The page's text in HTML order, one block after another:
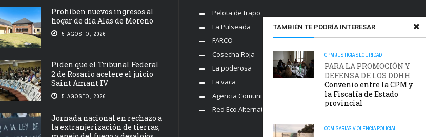
TAMBIÉN TE PODRÍA INTERESAR
CPM JUSTICIASEGURIDAD
PARA LA PROMOCIÓN Y
DEFENSA DE LOS DDHH
Convenio entre la CPM y
la Fiscalía de Estado
provincial
COMISARÍAS VIOLENCIA POLICIAL
Prohíben nuevos ingresos al
hogar de día Alas de Moreno
5 AGOSTO, 2026
Piden que el Tribunal Federal
2 de Rosario acelere el juicio
Saint Amant IV
5 AGOSTO, 2026
Jornada nacional en rechazo a
la extranjerización de tierras,
Pelota de trapo
La Pulseada
FARCO
Cosecha Roja
La poderosa
La vaca
Agencia Comunica
Red Eco Alternativo